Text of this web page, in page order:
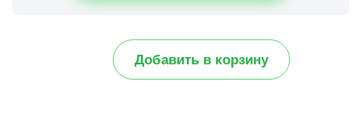
Добавить в корзину